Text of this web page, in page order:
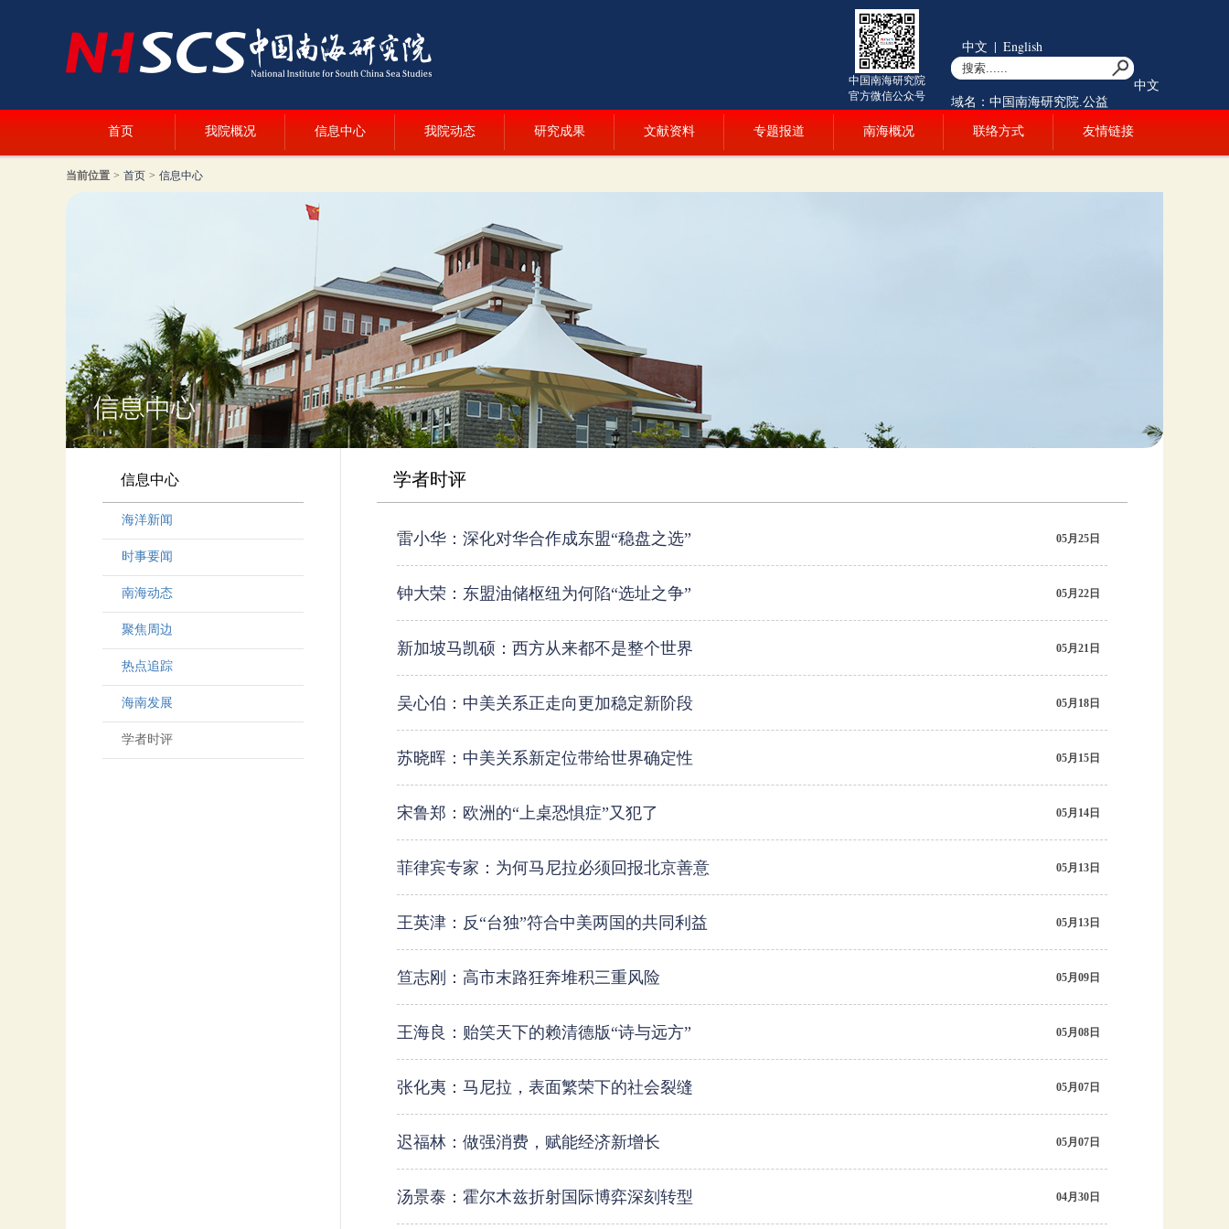
中国南海研究院
官方微信公众号
中文 | English
中文
域名：中国南海研究院.公益
首页 我院概况 信息中心 我院动态 研究成果 文献资料 专题报道 南海概况 联络方式 友情链接
当前位置 > 首页 > 信息中心
信息中心
海洋新闻
时事要闻
南海动态
聚焦周边
热点追踪
海南发展
学者时评
学者时评
雷小华：深化对华合作成东盟“稳盘之选” 05月25日
钟大荣：东盟油储枢纽为何陷“选址之争” 05月22日
新加坡马凯硕：西方从来都不是整个世界 05月21日
吴心伯：中美关系正走向更加稳定新阶段 05月18日
苏晓晖：中美关系新定位带给世界确定性 05月15日
宋鲁郑：欧洲的“上桌恐惧症”又犯了 05月14日
菲律宾专家：为何马尼拉必须回报北京善意 05月13日
王英津：反“台独”符合中美两国的共同利益 05月13日
笪志刚：高市末路狂奔堆积三重风险 05月09日
王海良：贻笑天下的赖清德版“诗与远方” 05月08日
张化夷：马尼拉，表面繁荣下的社会裂缝 05月07日
迟福林：做强消费，赋能经济新增长 05月07日
汤景泰：霍尔木兹折射国际博弈深刻转型 04月30日